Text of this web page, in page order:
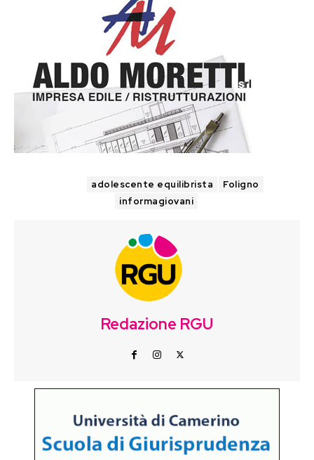
adolescente equilibrista
Foligno
informagiovani
Redazione RGU